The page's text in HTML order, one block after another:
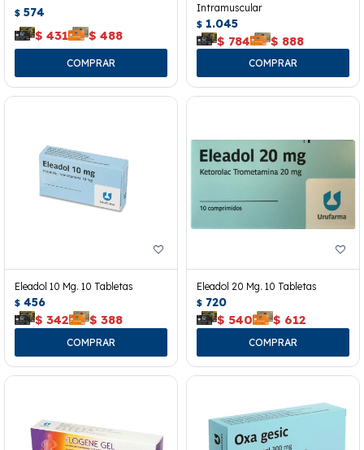
$ 574
$ 431 $ 488
Intramuscular
$ 1.045
$ 784 $ 888
Eleadol 10 Mg. 10 Tabletas
$ 456
$ 342 $ 388
Eleadol 20 Mg. 10 Tabletas
$ 720
$ 540 $ 612